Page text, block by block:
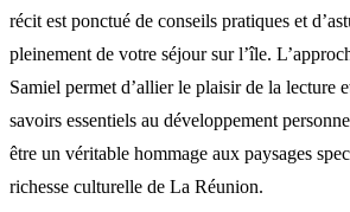
récit est ponctué de conseils pratiques et
pleinement de votre séjour sur l’île.
Samiel permet d’allier le plaisir de la lecture
savoirs essentiels au développement
être un véritable hommage aux paysages
richesse culturelle de La Réunion.